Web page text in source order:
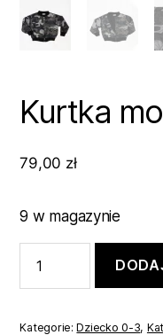
Kurtka
79,00 zł
9 w magazynie
Kurtka
moro
Kategorie:Dziecko 0-3,